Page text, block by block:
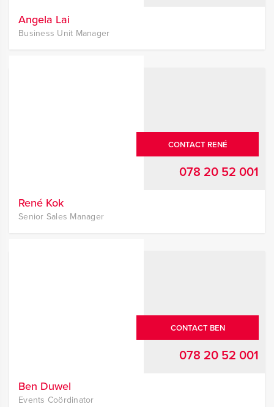
Angela Lai
Business Unit Manager
CONTACT RENÉ
078 20 52 001
René Kok
Senior Sales Manager
CONTACT BEN
078 20 52 001
Ben Duwel
Events Coördinator